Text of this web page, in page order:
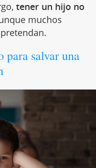
tener un hijo no
muchos
para salvar una